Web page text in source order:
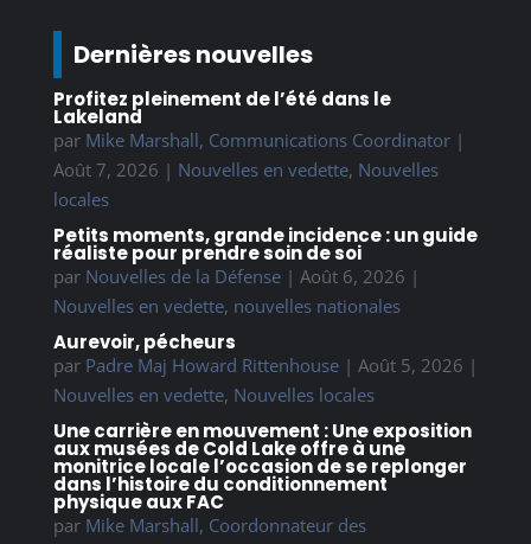
Dernières nouvelles
Profitez pleinement de l’été dans le
Lakeland
par Mike Marshall, Communications Coordinator|
Août 7, 2026 | Nouvelles en vedette, Nouvelles
locales
Petits moments, grande incidence : un guide
réaliste pour prendre soin de soi
par Nouvelles de la Défense| Août 6, 2026 |
Nouvelles en vedette, nouvelles nationales
Aurevoir, pécheurs
par Padre Maj Howard Rittenhouse| Août 5, 2026 |
Nouvelles en vedette, Nouvelles locales
Une carrière en mouvement : Une exposition
aux musées de Cold Lake offre à une
monitrice locale l’occasion de se replonger
dans l’histoire du conditionnement
physique aux FAC
par Mike Marshall, Coordonnateur des